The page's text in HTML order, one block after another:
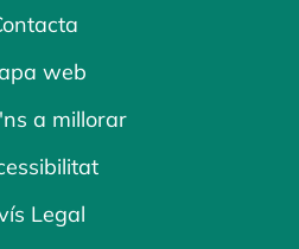
web
a millorar
Legal